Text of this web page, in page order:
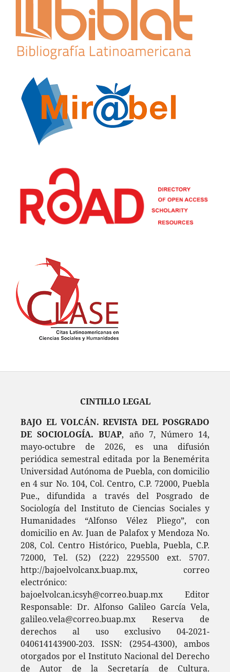
CINTILLO LEGAL
BAJO EL VOLCÁN. REVISTA DEL POSGRADO
DE SOCIOLOGÍA. BUAP, año 7, Número 14,
mayo-octubre de 2026, es una difusión
periódica semestral editada por la Benemérita
Universidad Autónoma de Puebla, con domicilio
en 4 sur No. 104, Col. Centro, C.P. 72000, Puebla
Pue., difundida a través del Posgrado de
Sociología del Instituto de Ciencias Sociales y
Humanidades “Alfonso Vélez Pliego”, con
domicilio en Av. Juan de Palafox y Mendoza No.
208, Col. Centro Histórico, Puebla, Puebla, C.P.
72000, Tel. (52) (222) 2295500 ext. 5707.
http://bajoelvolcanx.buap.mx, correo
electrónico:
bajoelvolcan.icsyh@correo.buap.mx Editor
Responsable: Dr. Alfonso Galileo García Vela,
galileo.vela@correo.buap.mx Reserva de
derechos al uso exclusivo 04-2021-
040614143900-203. ISSN: (2954-4300), ambos
otorgados por el Instituto Nacional del Derecho
de Autor de la Secretaría de Cultura.